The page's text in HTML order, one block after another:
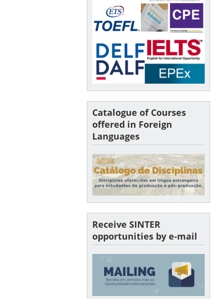
Catalogue of Courses
offered in Foreign
Languages
Receive SINTER
opportunities by e-mail